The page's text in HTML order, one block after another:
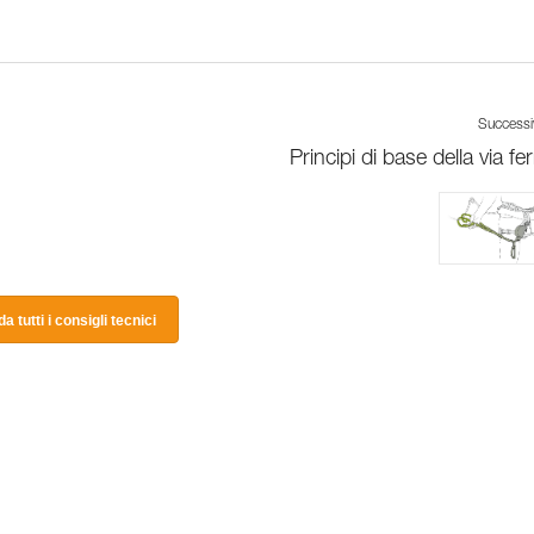
Principi di base della via
tutti i consigli tecnici